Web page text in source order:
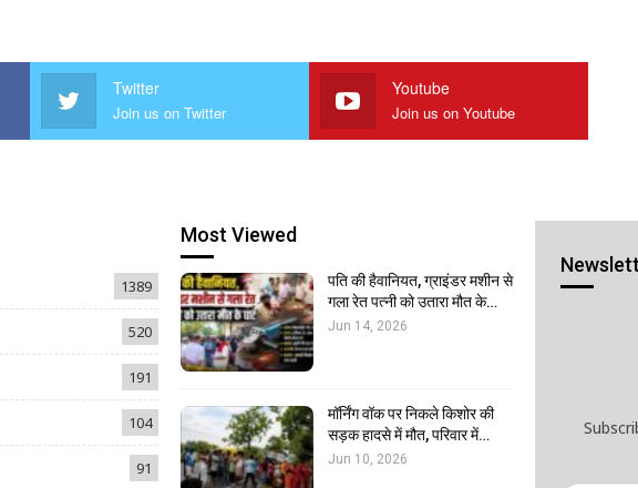
Twitter
Join us on Twitter
Youtube
Join us on Youtube
1389
520
191
104
91
Most Viewed
पति की हैवानियत, ग्राइंडर मशीन से
गला रेत पत्नी को उतारा मौत के…
Jun 14, 2026
मॉर्निंग वॉक पर निकले किशोर की
सड़क हादसे में मौत, परिवार में…
Jun 10, 2026